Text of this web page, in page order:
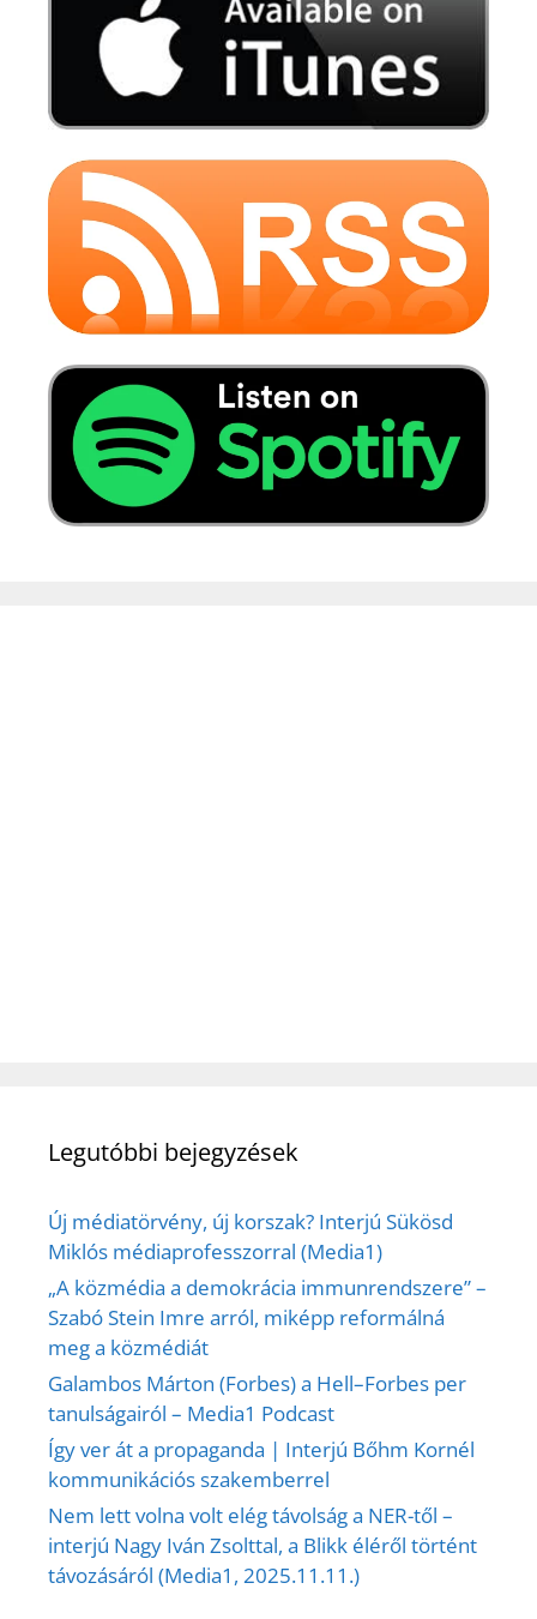
Legutóbbi bejegyzések
Új médiatörvény, új korszak? Interjú Sükösd
Miklós médiaprofesszorral (Media1)
„A közmédia a demokrácia immunrendszere” –
Szabó Stein Imre arról, miképp reformálná
meg a közmédiát
Galambos Márton (Forbes) a Hell–Forbes per
tanulságairól – Media1 Podcast
Így ver át a propaganda | Interjú Bőhm Kornél
kommunikációs szakemberrel
Nem lett volna volt elég távolság a NER-től –
interjú Nagy Iván Zsolttal, a Blikk éléről történt
távozásáról (Media1, 2025.11.11.)